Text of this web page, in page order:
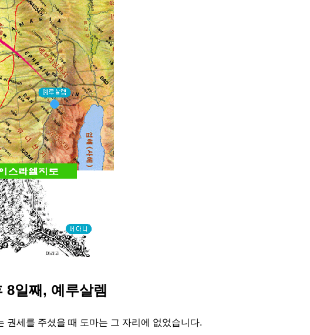
8일째, 예루살렘
권세를 주셨을 때 도마는 그 자리에 없었습니다.